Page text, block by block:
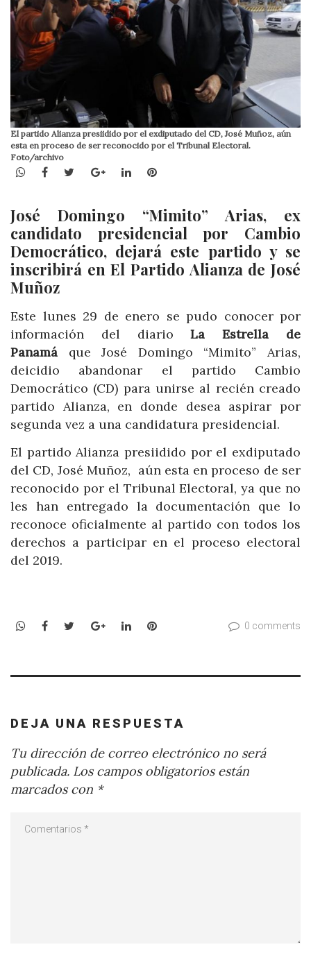
El partido Alianza presiidido por el exdiputado del CD, José Muñoz, aún
esta en proceso de ser reconocido por el Tribunal Electoral.
Foto/archivo
WhatsApp
Facebook
TwitterGoogle+LinkedInPinterest
José Domingo “Mimito” Arias, ex
candidato presidencial por Cambio
Democrático, dejará este partido y se
inscribirá en El Partido Alianza de José
Muñoz
Este lunes 29 de enero se pudo conocer por
información del diarioLa Estrella de
Panamá que José Domingo “Mimito” Arias,
deicidio abandonar el partido Cambio
Democrático (CD) para unirse al recién creado
partido Alianza, en donde desea aspirar por
segunda vez a una candidatura presidencial.
El partido Alianza presiidido por el exdiputado
del CD, José Muñoz, aún esta en proceso de ser
reconocido por el Tribunal Electoral, ya que no
les han entregado la documentación que lo
reconoce oficialmente al partido con todos los
derechos a participar en el proceso electoral
del 2019.
WhatsApp
Facebook
TwitterGoogle+LinkedInPinterest 0 comments
DEJA UNA RESPUESTA
Tu dirección de correo electrónico no será
publicada. Los campos obligatorios están
marcados con *